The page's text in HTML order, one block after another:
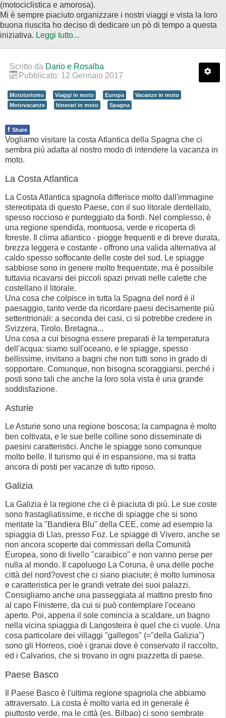
(motociclistica e amorosa).
Mi è sempre piaciuto organizzare i nostri viaggi e vista la loro
buona riuscita ho deciso di dedicare un pò di tempo a questa
iniziativa. Leggi tutto...
Scritto da Dario e Rosalba
Pubblicato: 12 Gennaio 2017
Mototurismo Viaggi in moto Europa
Vacanze in moto
Motovacanze
Itinerari in moto Spagna
f Share
Vogliamo visitare la costa Atlantica della Spagna che ci
sembra più adatta al nostro modo di intendere la vacanza in
moto.
La Costa Atlantica
La Costa Atlantica spagnola differisce molto dall'immagine
stereotipata di questo Paese, con il suo litorale dentellato,
spesso roccioso e punteggiato da fiordi. Nel complesso, è
una regione spendida, montuosa, verde e ricoperta di
foreste. Il clima atlantico - piogge frequenti e di breve durata,
brezza leggera e costante - offrono una valida alternativa al
caldo spesso soffocante delle coste del sud. Le spiagge
sabbiose sono in genere molto frequentate, ma è possibile
tuttavia ricavarsi dei piccoli spazi privati nelle calette che
costellano il litorale.
Una cosa che colpisce in tutta la Spagna del nord è il
paesaggio, tanto verde da ricordare paesi decisamente più
settentrionali: a seconda dei casi, ci si potrebbe credere in
Svizzera, Tirolo, Bretagna...
Una cosa a cui bisogna essere preparati è la temperatura
dell'acqua: siamo sull'oceano, e le spiagge, spesso
bellissime, invitano a bagni che non tutti sono in grado di
sopportare. Comunque, non bisogna scoraggiarsi, perché i
posti sono tali che anche la loro sola vista è una grande
soddisfazione.
Asturie
Le Asturie sono una regione boscosa; la campagna è molto
ben coltivata, e le sue belle colline sono disseminate di
paesini caratteristici. Anche le spiagge sono comunque
molto belle. Il turismo qui é in espansione, ma si tratta
ancora di posti per vacanze di tutto riposo.
Galizia
La Galizia é la regione che ci è piaciuta di più. Le sue coste
sono frastagliatissime, e ricche di spiagge che si sono
meritate la "Bandiera Blu" della CEE, come ad esempio la
spiaggia di Llas, presso Foz. Le spiagge di Vivero, anche se
non ancora scoperte dai commissari della Comunità
Europea, sono di livello "caraibico" e non vanno perse per
nulla al mondo. Il capoluogo La Coruna, è una delle poche
città del nord?ovest che ci siano piaciute; è molto luminosa
e caratteristica per le grandi vetrate dei suoi palazzi.
Consigliamo anche una passeggiata al mattino presto fino
al capo Finisterre, da cui si può contemplare l'oceano
aperto. Poi, appena il sole comincia a scaldare, un bagno
nella vicina spiaggia di Langosteira è quel che ci vuole. Una
cosa particolare dei villaggi "gallegos" (="della Galizia")
sono gli Horreos, cioè i granai dove è conservato il raccolto,
ed i Calvarios, che si trovano in ogni piazzetta di paese.
Paese Basco
Il Paese Basco è l'ultima regione spagnola che abbiamo
attraversato. La costa è molto varia ed in generale é
piuttosto verde, ma le città (es. Bilbao) ci sono sembrate